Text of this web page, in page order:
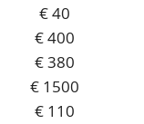
€ 40
€ 400
€ 380
€ 1500
€ 110